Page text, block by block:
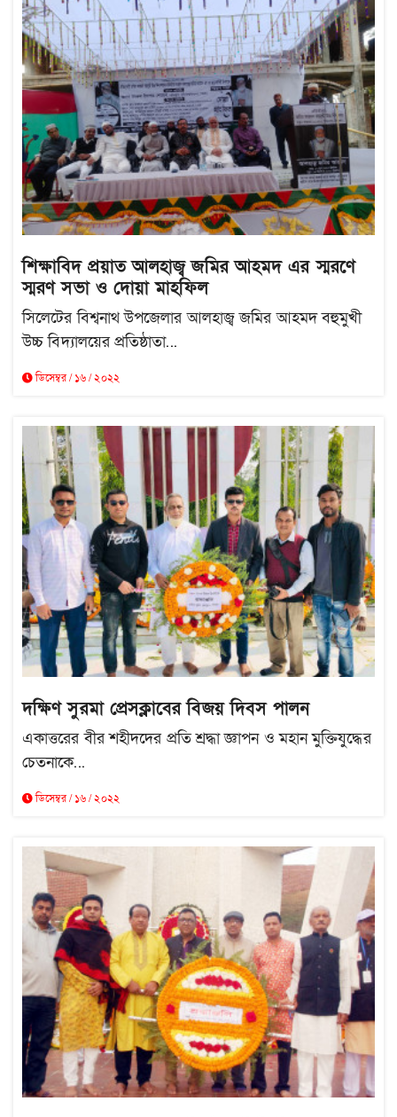
শিক্ষাবিদ প্রয়াত আলহাজ্ব জমির আহমদ এর স্মরণে
স্মরণ সভা ও দোয়া মাহফিল
সিলেটের বিশ্বনাথ উপজেলার আলহাজ্ব জমির আহমদ বহুমুখী
উচ্চ বিদ্যালয়ের প্রতিষ্ঠাতা...
ডিসেম্বর / ১৬ / ২০২২
দক্ষিণ সুরমা প্রেসক্লাবের বিজয় দিবস পালন
একাত্তরের বীর শহীদদের প্রতি শ্রদ্ধা জ্ঞাপন ও মহান মুক্তিযুদ্ধের
চেতনাকে...
ডিসেম্বর / ১৬ / ২০২২